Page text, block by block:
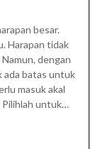
besar.
Harapan tidak
dengan
ada batas untuk
masuk akal
Pilihlah untuk…